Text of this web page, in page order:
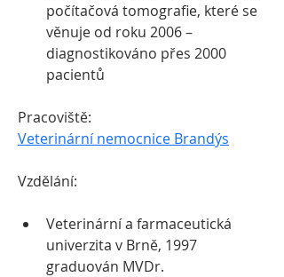
počítačová tomografie, které se
věnuje od roku 2006 –
diagnostikováno přes 2000
pacientů
Pracoviště:
Veterinární nemocnice Brandýs
Vzdělání:
Veterinární a farmaceutická
univerzita v Brně, 1997
graduován MVDr.